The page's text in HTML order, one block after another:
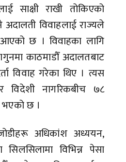
साक्षी राखी तोकिएको
अदालती विवाहलाई राज्यले
आएको छ । विवाहका लागि
काठमाडौँ अदालतबाट
विवाह गरेका थिए । त्यस
विदेशी नागरिकबीच ७८
भएको छ ।
अधिकांश अध्ययन,
सिलसिलामा विभिन्न पेसा